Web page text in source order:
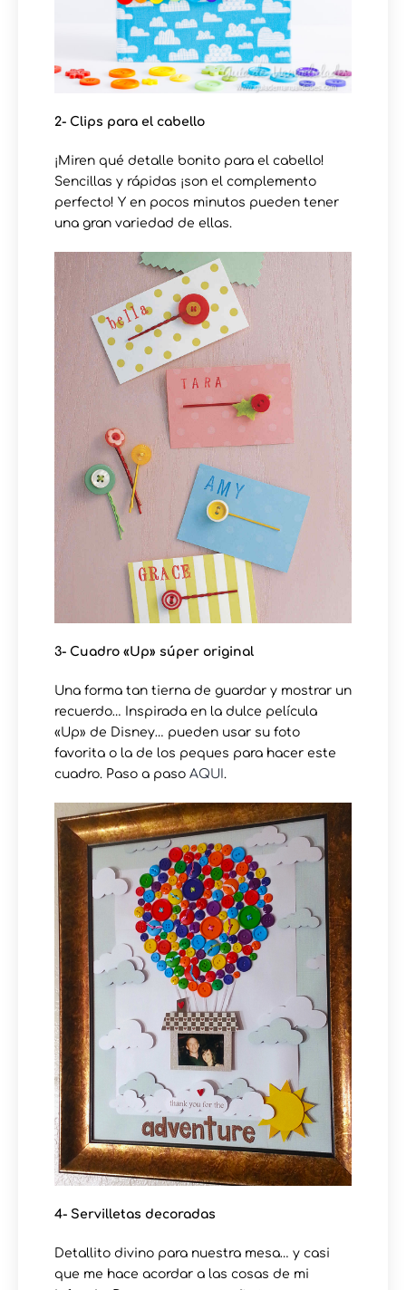
2- Clips para el cabello
¡Miren qué detalle bonito para el cabello!
Sencillas y rápidas ¡son el complemento
perfecto! Y en pocos minutos pueden tener
una gran variedad de ellas.
3- Cuadro «Up» súper original
Una forma tan tierna de guardar y mostrar un
recuerdo… Inspirada en la dulce película
«Up» de Disney… pueden usar su foto
favorita o la de los peques para hacer este
cuadro. Paso a paso AQUI .
4- Servilletas decoradas
Detallito divino para nuestra mesa… y casi
que me hace acordar a las cosas de mi